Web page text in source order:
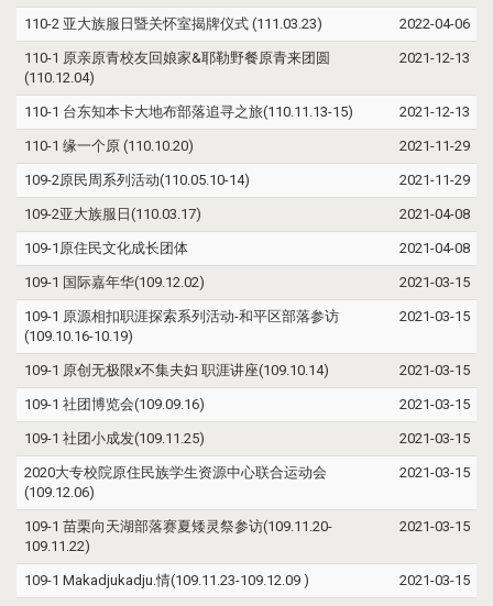
110-2 亚大族服日暨关怀室揭牌仪式 (111.03.23) 2022-04-06
110-1 原亲原青校友回娘家&耶勒野餐原青来团圆
(110.12.04)
2021-12-13
110-1 台东知本卡大地布部落追寻之旅(110.11.13-15) 2021-12-13
110-1 缘一个原 (110.10.20) 2021-11-29
109-2原民周系列活动(110.05.10-14) 2021-11-29
109-2亚大族服日(110.03.17) 2021-04-08
109-1原住民文化成长团体 2021-04-08
109-1 国际嘉年华(109.12.02) 2021-03-15
109-1 原源相扣职涯探索系列活动-和平区部落参访
(109.10.16-10.19)
2021-03-15
109-1 原创无极限x不集夫妇 职涯讲座(109.10.14) 2021-03-15
109-1 社团博览会(109.09.16) 2021-03-15
109-1 社团小成发(109.11.25) 2021-03-15
2020大专校院原住民族学生资源中心联合运动会
(109.12.06)
2021-03-15
109-1 苗栗向天湖部落赛夏矮灵祭参访(109.11.20-
109.11.22)
2021-03-15
109-1 Makadjukadju.情(109.11.23-109.12.09 ) 2021-03-15